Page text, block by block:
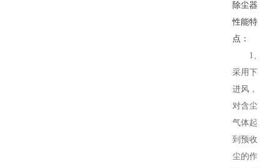
除尘器
性能特
点：
1、
采用下
进风，
对含尘
气体起
到预收
尘的作